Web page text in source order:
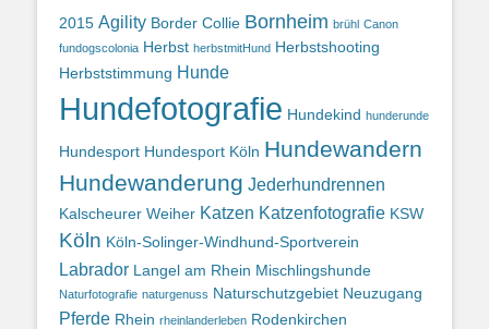
2015 Agility Border Collie Bornheim brühl Canon
fundogscolonia Herbst herbstmitHund Herbstshooting
Herbststimmung Hunde
Hundefotografie Hundekind hunderunde
Hundesport Hundesport Köln Hundewandern
Hundewanderung Jederhundrennen
Kalscheurer Weiher Katzen Katzenfotografie KSW
Köln Köln-Solinger-Windhund-Sportverein
Labrador Langel am Rhein Mischlingshunde
Naturfotografie naturgenuss Naturschutzgebiet Neuzugang
Pferde Rhein rheinlanderleben Rodenkirchen